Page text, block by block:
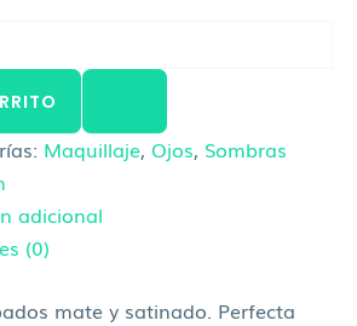
Maquillaje, Ojos, Sombras
adicional
(0)
mate y satinado. Perfecta